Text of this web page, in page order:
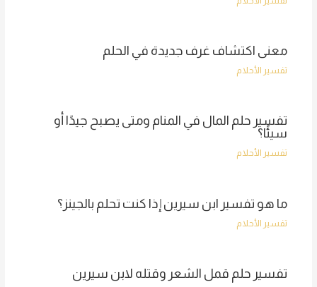
معنى اكتشاف غرف جديدة في الحلم
تفسير الأحلام
تفسير حلم المال في المنام ومتى يصبح جيدًا أو
سيئًا؟
تفسير الأحلام
ما هو تفسير ابن سيرين إذا كنت تحلم بالجينز؟
تفسير الأحلام
تفسير حلم قمل الشعر وقتله لابن سيرين